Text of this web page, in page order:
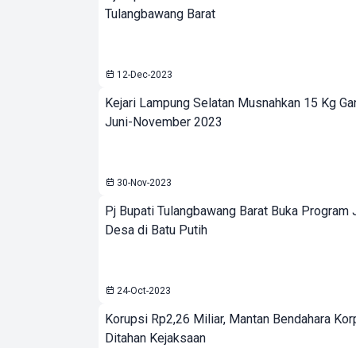
Tulangbawang Barat
12-Dec-2023
Kejari Lampung Selatan Musnahkan 15 Kg
Juni-November 2023
30-Nov-2023
Pj Bupati Tulangbawang Barat Buka Program
Desa di Batu Putih
24-Oct-2023
Korupsi Rp2,26 Miliar, Mantan Bendahara
Ditahan Kejaksaan